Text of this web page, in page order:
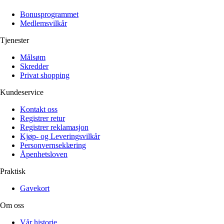
Klær
Reise
Informasjon
Tilbehør
Lukk
Alle artikler
Klær
Reise
Informasjon
Tilbehør
Målsøm
Lukk
Bonusprogrammet
Medlemsvilkår
Tjenester
Målsøm
Skredder
Privat shopping
Kundeservice
Kontakt oss
Registrer retur
Registrer reklamasjon
Kjøp- og Leveringsvilkår
Personvernseklæring
Åpenhetsloven
Praktisk
Gavekort
Om oss
Vår historie